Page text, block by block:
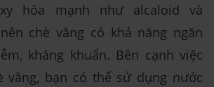
hóa mạnh như alcaloid và
chè vằng có khả năng ngăn
kháng khuẩn. Bên cạnh việc
vằng, bạn có thể sử dụng nước